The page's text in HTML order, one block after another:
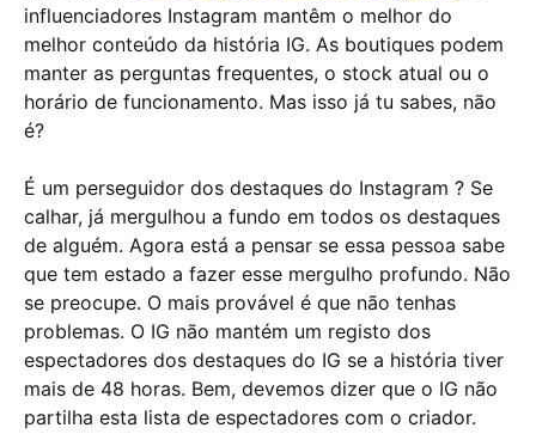
influenciadores Instagram mantêm o melhor do
melhor conteúdo da história IG. As boutiques podem
manter as perguntas frequentes, o stock atual ou o
horário de funcionamento. Mas isso já tu sabes, não
é?
É um perseguidor dos destaques do Instagram ? Se
calhar, já mergulhou a fundo em todos os destaques
de alguém. Agora está a pensar se essa pessoa sabe
que tem estado a fazer esse mergulho profundo. Não
se preocupe. O mais provável é que não tenhas
problemas. O IG não mantém um registo dos
espectadores dos destaques do IG se a história tiver
mais de 48 horas. Bem, devemos dizer que o IG não
partilha esta lista de espectadores com o criador.